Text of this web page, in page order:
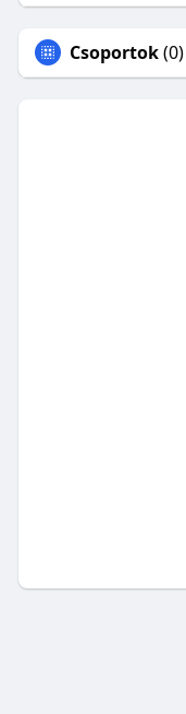
Csoportok(0)